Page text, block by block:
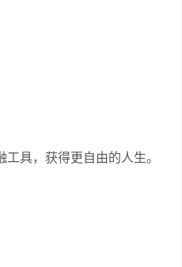
具，获得更自由的人生。